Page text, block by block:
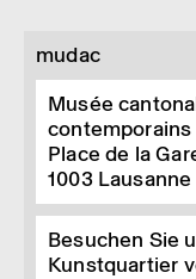
mudac
Musée
contemporains
Place de la
1003 Lausanne
Besuchen Sie
Kunstquartier